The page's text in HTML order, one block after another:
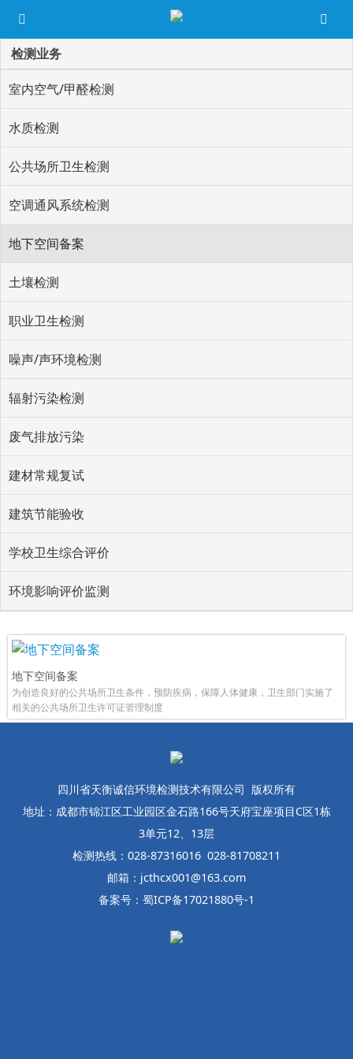
检测业务
室内空气/甲醛检测
水质检测
公共场所卫生检测
空调通风系统检测
地下空间备案
土壤检测
职业卫生检测
噪声/声环境检测
辐射污染检测
废气排放污染
建材常规复试
建筑节能验收
学校卫生综合评价
环境影响评价监测
地下空间备案
为创造良好的公共场所卫生条件，预防疾病，保障人体健康，卫生部门实施了
相关的公共场所卫生许可证管理制度
四川省天衡诚信环境检测技术有限公司 版权所有
地址：成都市锦江区工业园区金石路166号天府宝座项目C区1栋
3单元12、13层
检测热线：028-87316016 028-81708211
邮箱：jcthcx001@163.com
备案号：蜀ICP备17021880号-1